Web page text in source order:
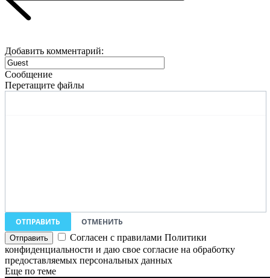
Добавить комментарий:
Сообщение
Перетащите файлы
ОТПРАВИТЬ
ОТМЕНИТЬ
Согласен с правилами Политики
конфиденциальности и даю свое согласие на обработку
предоставляемых персональных данных
Еще по теме